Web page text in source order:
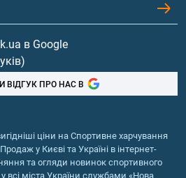
в Google
ВІДГУК ПРО НАС В
ціни на Спортивне харчування
у Києві та Україні в інтернет-
та огляди новинок спортивного
всі міста України службами «Нова